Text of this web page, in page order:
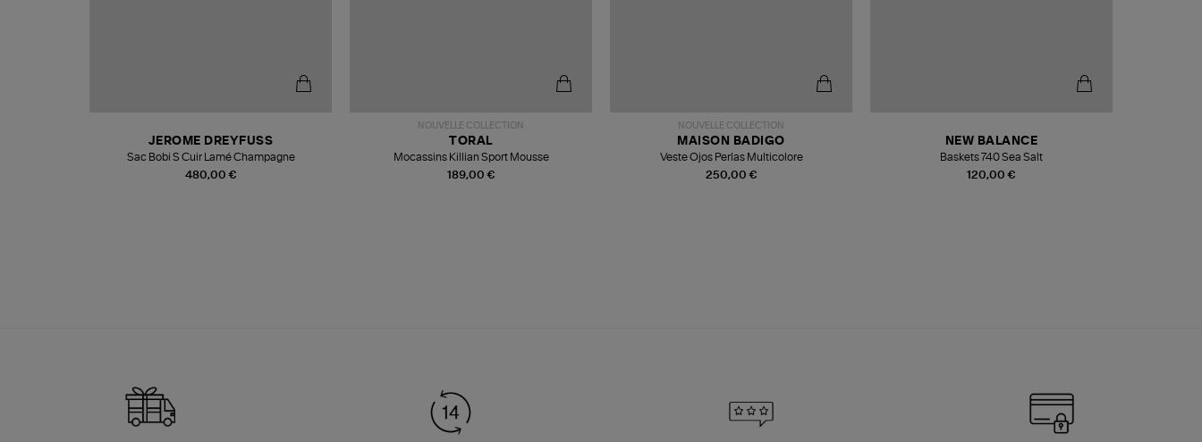
480,00 €
JEROME DREYFUSS
Sac Bobi S Cuir Lamé Champagne
NOUVELLE COLLECTION
189,00 €
TORAL
Mocassins Killian Sport Mousse
NOUVELLE COLLECTION
250,00 €
MAISON BADIGO
Veste Ojos Perlas Multicolore
120,00 €
NEW BALANCE
Baskets 740 Sea Salt